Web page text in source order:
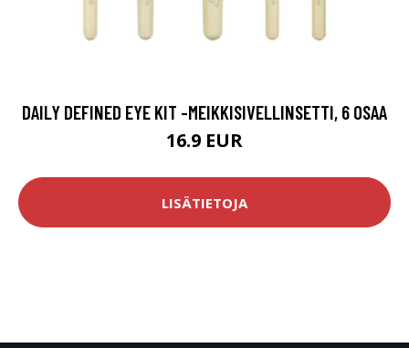
DAILY DEFINED EYE KIT -MEIKKISIVELLINSETTI, 6 OSAA
16.9 EUR
LISÄTIETOJA